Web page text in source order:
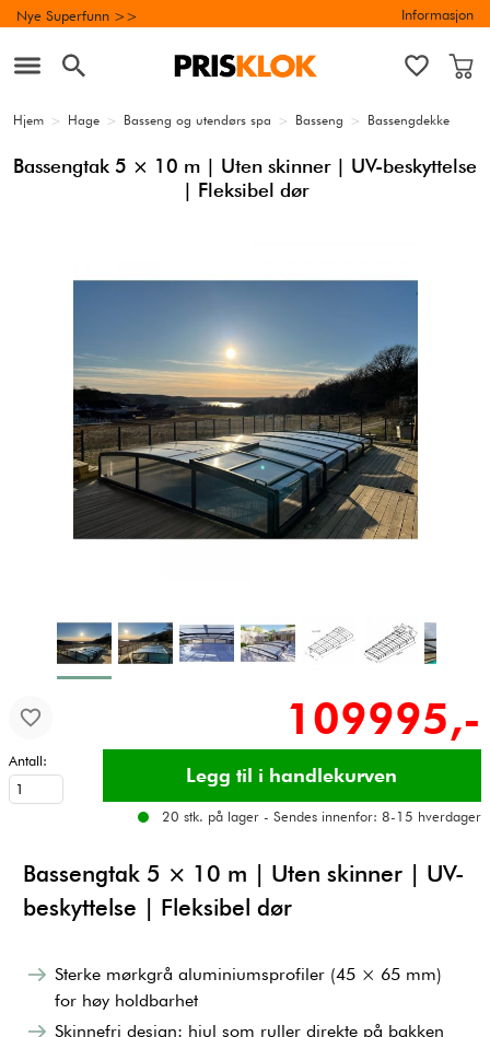
Nye Superfunn >> Informasjon
Hjem > Hage > Basseng og utendørs spa > Basseng > Bassengdekke
Bassengtak 5 × 10 m | Uten skinner | UV-beskyttelse
| Fleksibel dør
109995,-
Antall:
20 stk. på lager - Sendes innenfor: 8-15 hverdager
Bassengtak 5 × 10 m | Uten skinner | UV-
beskyttelse | Fleksibel dør
Sterke mørkgrå aluminiumsprofiler (45 × 65 mm)
for høy holdbarhet
Skinnefri design: hjul som ruller direkte på bakken